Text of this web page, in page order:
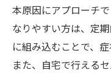
本原因にアプローチ
なりやすい方は、定
に組み込むことで、
また、自宅で行える